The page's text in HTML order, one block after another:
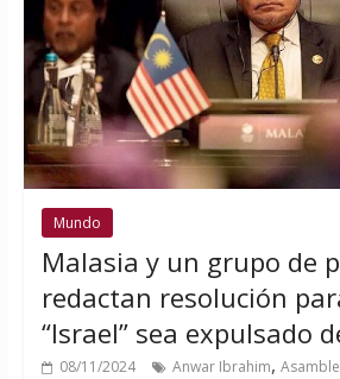
Mundo
Malasia y un grupo de
redactan resolución
“Israel” sea expulsado
08/11/2024 Anwar Ibrahim,